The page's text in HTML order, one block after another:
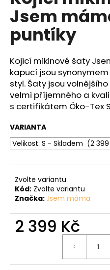
5,0
z
5
hvězdiček.
Jsem
puntíky
Kojicí mikinové šaty
kapucí jsou
styl. Šaty jsou
velmi příjemného a
s certifikátem Öko-Tex
VARIANTA
Zvolte variantu
Kód: Zvolte variantu
Značka: Jsem máma
2 399 Kč
u
j
e
m
e